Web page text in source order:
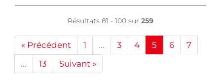
Résultats 81 - 100 sur 259
« Précédent 1 ... 3 4 5 6
7
...
13 Suivant »